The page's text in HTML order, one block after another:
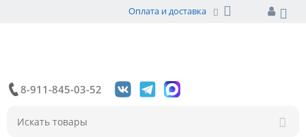
Оплата и доставка
8-911-845-03-52